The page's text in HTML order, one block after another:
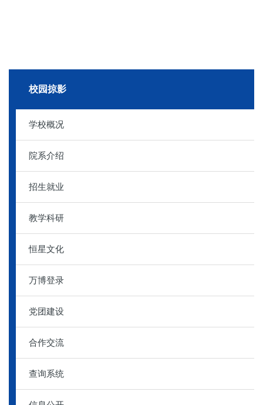
校园掠影
学校概况
院系介绍
招生就业
教学科研
恒星文化
万博登录
党团建设
合作交流
查询系统